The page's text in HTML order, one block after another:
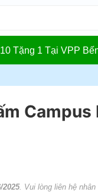
Tặng 1 Tại VPP
2025. Vui lòng liên hệ